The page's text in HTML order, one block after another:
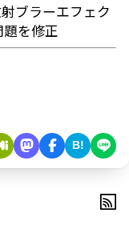
ブラーエフェク
を修正
B!